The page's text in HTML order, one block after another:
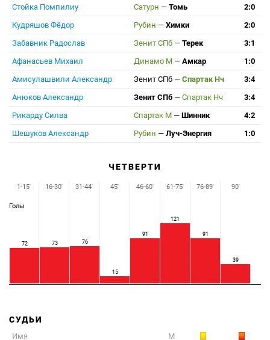
Стойка Помпилиу
Сатурн — Томь
2:0
Кудряшов Фёдор
Рубин — Химки
2:0
Забавник Радослав
Зенит СПб — Терек
3:1
Афанасьев Михаил
Динамо М — Амкар
1:0
Амисулашвили Александр
Зенит СПб — Спартак Нч
3:4
Анюков Александр
Зенит СПб — Спартак Нч
3:4
Рикарду Силва
Спартак М — Шинник
4:2
Шешуков Александр
Рубин — Луч-Энергия 1:0
ЧЕТВЕРТИ
Голы
72 73 76
15
91
121
91
39
1-15' 16-30' 31-44' 45' 46-60' 61-75' 76-89' 90'
СУДЬИ
Имя
М